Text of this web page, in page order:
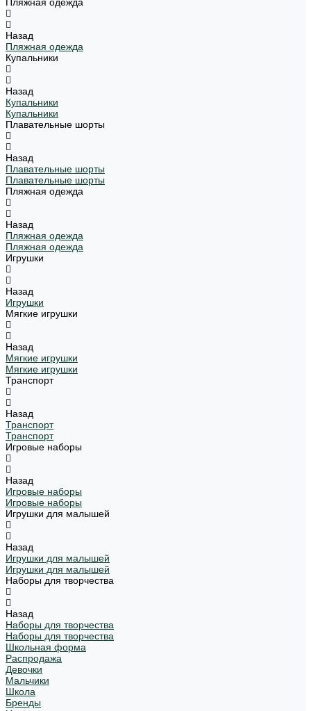
Назад
Пляжная одежда
Купальники
Назад
Купальники
Купальники
Плавательные шорты
Назад
Плавательные шорты
Плавательные шорты
Пляжная одежда
Назад
Пляжная одежда
Пляжная одежда
Игрушки
Назад
Игрушки
Мягкие игрушки
Назад
Мягкие игрушки
Мягкие игрушки
Транспорт
Назад
Транспорт
Транспорт
Игровые наборы
Назад
Игровые наборы
Игровые наборы
Игрушки для малышей
Назад
Игрушки для малышей
Игрушки для малышей
Наборы для творчества
Назад
Наборы для творчества
Наборы для творчества
Школьная форма
Распродажа
Девочки
Мальчики
Школа
Бренды